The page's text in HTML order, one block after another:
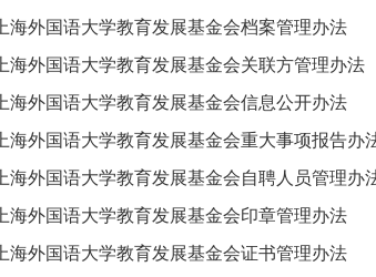
上海外国语大学教育发展基金会档案管理办法
上海外国语大学教育发展基金会关联方管理办法
上海外国语大学教育发展基金会信息公开办法
上海外国语大学教育发展基金会重大事项报告办
上海外国语大学教育发展基金会自聘人员管理办
上海外国语大学教育发展基金会印章管理办法
上海外国语大学教育发展基金会证书管理办法